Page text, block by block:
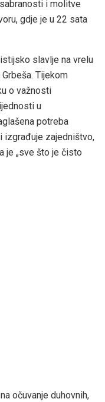
i molitve
gdje je u 22 sata
slavlje na vrelu
Tijekom
o važnosti
u
potreba
izgrađuje zajedništvo,
je „sve što je čisto
očuvanje duhovnih,